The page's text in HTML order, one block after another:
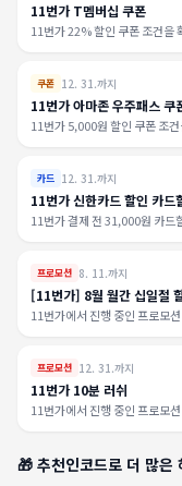
11번가 T멤버십 쿠폰
11번가 22% 할인 쿠폰 조건을
쿠폰 12. 31.까지
11번가 아마존 우주패스 쿠
11번가 5,000원 할인 쿠폰 조
카드 12. 31.까지
11번가 신한카드 할인 카드
11번가 결제 전 31,000원 카드
프로모션 8. 11.까지
[11번가] 8월 월간 십일절
11번가에서 진행 중인 프로모
프로모션 12. 31.까지
11번가 10분 러쉬
11번가에서 진행 중인 프로모
🎁 추천인코드로 더 많은